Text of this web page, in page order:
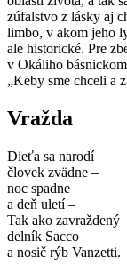
zúfalstvo z lásky aj
limbo, v akom jeho
ale historické. Pre
v Okáliho
„Keby sme chceli a
Vražda
Dieťa sa narodí
človek zvädne –
noc spadne
a deň uletí –
Tak ako zavraždený
delník Sacco
a nosič rýb Vanzetti.